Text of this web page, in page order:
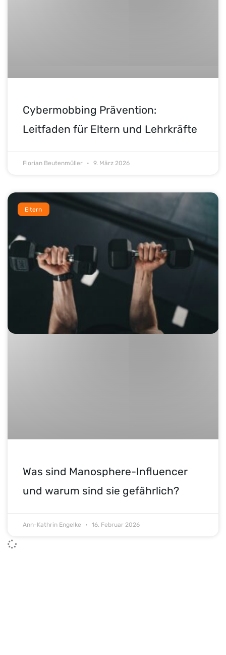
Cybermobbing Prävention:
Leitfaden für Eltern und Lehrkräfte
Florian Beutenmüller 9. März 2026
Eltern
Was sind Manosphere-Influencer
und warum sind sie gefährlich?
Ann-Kathrin Engelke 16. Februar 2026